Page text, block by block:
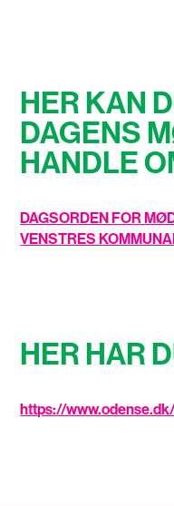
HER KAN
DAGENS
HANDLE
DAGSORDEN FOR
VENSTRES
HER HAR
https://